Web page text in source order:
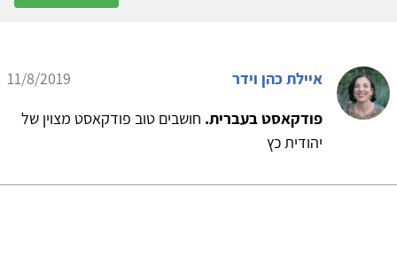
איילת כהן וידר
11/8/2019
פודקאסט בעברית. חושבים טוב פודקאסט מצוין של
יהודית כץ